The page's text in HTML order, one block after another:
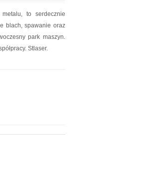
to serdecznie
blach, spawanie oraz
park maszyn.
Stlaser.